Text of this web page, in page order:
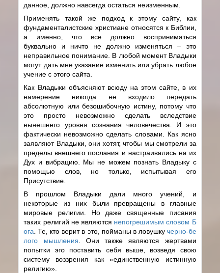
данное, должно навсегда остаться неизменным.
Применять такой же подход к этому сайту, как
фундаменталистские христиане относятся к Библии,
а именно, что все должно восприниматься
буквально и ничто не должно изменяться – это
неправильное понимание. В любой момент Владыки
могут дать мне указание изменить или убрать любое
учение с этого сайта.
Как Владыки объясняют всюду на этом сайте, в их
намерение никогда не входило передать
абсолютную или безошибочную истину, потому что
это просто невозможно сделать вследствие
нынешнего уровня сознания человечества. И это
фактически невозможно сделать словами. Как ясно
заявляют Владыки, они хотят, чтобы мы смотрели за
пределы внешнего послания и настраивались на их
Дух и вибрацию. Мы не можем познать Владыку с
помощью слов, но только, испытывая его
Присутствие.
В прошлом Владыки дали много учений, и
некоторые из них были превращены в главные
мировые религии. Но даже священные писания
таких религий не являются непогрешимым словом Б
ога . Те, кто верит в это, пойманы в ловушку черно-бе
лого мышления . Они также являются жертвами
попытки эго поставить себя выше, возведя свою
систему воззрения как «единственную истинную
религию».